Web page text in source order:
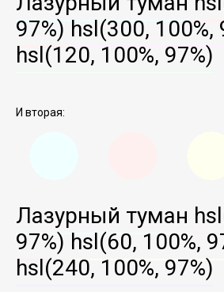
97%) hsl(300, 100%,
hsl(120, 100%, 97%)
И вторая:
Лазурный туман
97%) hsl(60, 100%,
hsl(240, 100%, 97%)